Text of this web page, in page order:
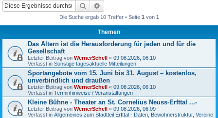
Suche
Die Suche ergab 10 Treffer • Seite 1 von 1
Themen
Das Altern ist die Herausforderung für jeden und für die
Gesellschaft
Letzter Beitrag von WernerSchell « 09.08.2026, 06:10
Verfasst in Sonstige tagesaktuelle Mitteilungen
Sportangebote vom 15. Juni bis 31. August – kostenlos,
unverbindlich und draußen
Letzter Beitrag von WernerSchell « 09.08.2026, 06:10
Verfasst in Terminhinweise / Veranstaltungen
Kleine Bühne - Theater an St. Cornelius Neuss-Erfttal ...-
Letzter Beitrag von WernerSchell « 09.08.2026, 06:09
Verfasst in Allgemeines zum Stadtteil Erfttal - Daten, Bewohnerstruktur, Vereine